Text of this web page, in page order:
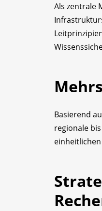
Als zentrale
Basierend
regionale